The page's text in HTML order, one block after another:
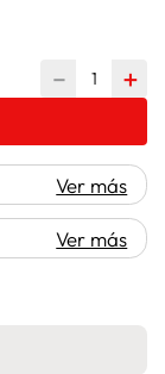
＋
－
Ver más
Ver más